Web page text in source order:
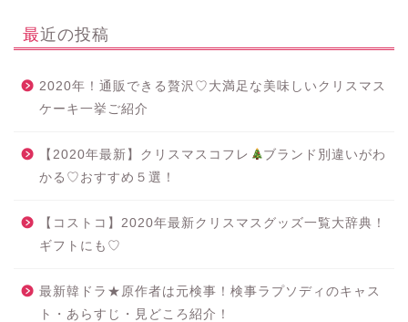
最近の投稿
2020年！通販できる贅沢♡大満足な美味しいクリスマス
ケーキ一挙ご紹介
【2020年最新】クリスマスコフレ
ブランド別違いがわ
かる♡おすすめ５選！
【コストコ】2020年最新クリスマスグッズ一覧大辞典！
ギフトにも♡
最新韓ドラ★原作者は元検事！検事ラプソディのキャス
ト・あらすじ・見どころ紹介！